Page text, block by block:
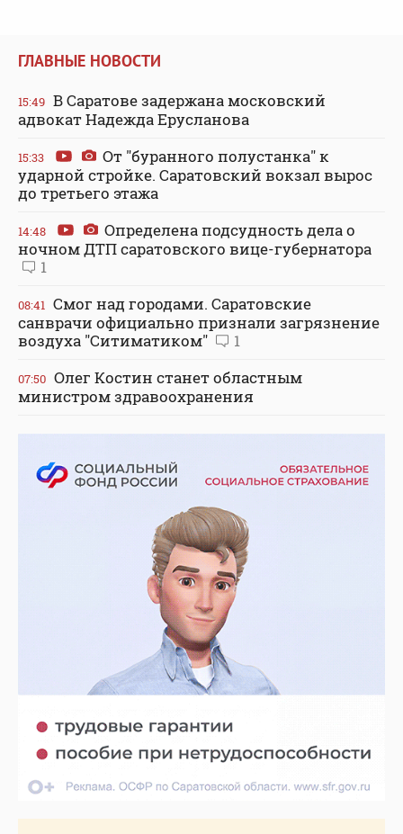
ГЛАВНЫЕ НОВОСТИ
15:49 В Саратове задержана московский
адвокат Надежда Ерусланова
15:33
От "буранного полустанка" к
ударной стройке. Саратовский вокзал вырос
до третьего этажа
14:48
Определена подсудность дела о
ночном ДТП саратовского вице-губернатора
1
08:41 Смог над городами. Саратовские
санврачи официально признали загрязнение
воздуха "Ситиматиком"
1
07:50 Олег Костин станет областным
министром здравоохранения